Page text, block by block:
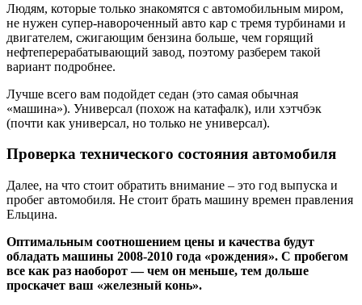
Людям, которые только знакомятся с автомобильным миром,
не нужен супер-навороченный авто кар с тремя турбинами и
двигателем, сжигающим бензина больше, чем горящий
нефтеперерабатывающий завод, поэтому разберем такой
вариант подробнее.
Лучше всего вам подойдет седан (это самая обычная
«машина»). Универсал (похож на катафалк), или хэтчбэк
(почти как универсал, но только не универсал).
Проверка технического состояния автомобиля
Далее, на что стоит обратить внимание – это год выпуска и
пробег автомобиля. Не стоит брать машину времен правления
Ельцина.
Оптимальным соотношением цены и качества будут
обладать машины 2008-2010 года «рождения». С пробегом
все как раз наоборот — чем он меньше, тем дольше
проскачет ваш «железный конь».